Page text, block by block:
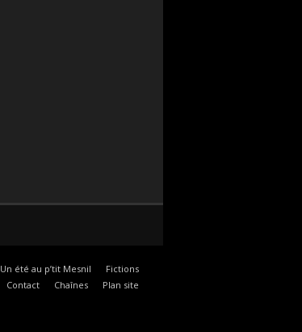
Un été au p’tit Mesnil
Fictions
Contact Chaînes Plan site